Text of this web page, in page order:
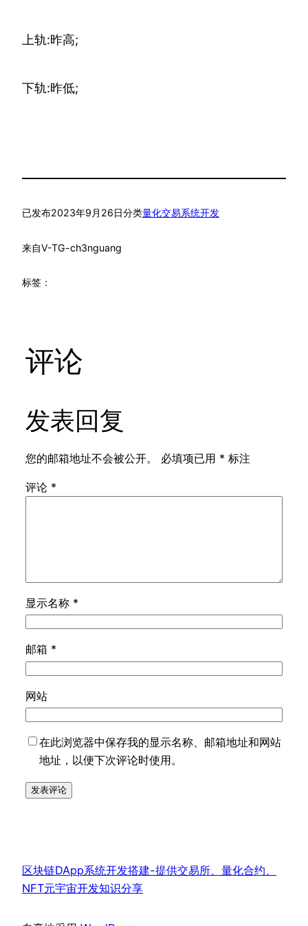
上轨:昨高;
下轨:昨低;
已发布2023年9月26日分类量化交易系统开发
来自V-TG-ch3nguang
标签：
评论
发表回复
您的邮箱地址不会被公开。 必填项已用 * 标注
评论 *
显示名称 *
邮箱 *
网站
在此浏览器中保存我的显示名称、邮箱地址和网站
地址，以便下次评论时使用。
区块链DApp系统开发搭建-提供交易所、量化合约、
NFT元宇宙开发知识分享